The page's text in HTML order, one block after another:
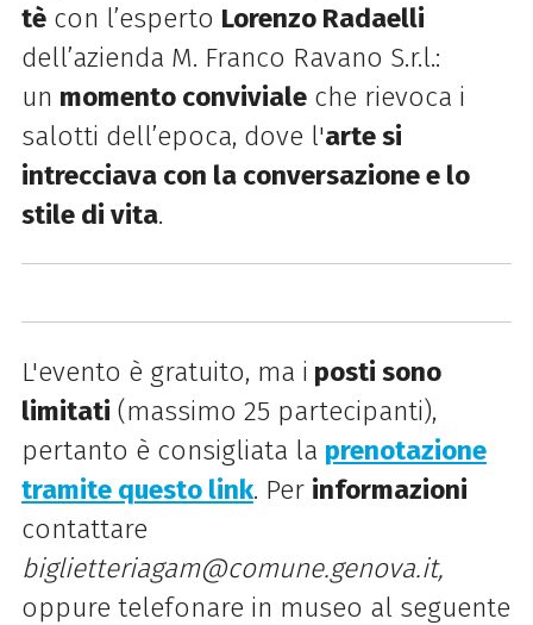
tècon l’esperto Lorenzo Radaelli
dell’azienda M. Franco Ravano S.r.l.:
un momento convivialeche rievoca i
salotti dell’epoca, dove l'arte si
intrecciava con la conversazione e lo
stile di vita.
L'evento è gratuito, ma i posti sono
limitati (massimo 25 partecipanti),
pertanto è consigliata la prenotazione
tramite questo link. Per informazioni
contattare
biglietteriagam@comune.genova.it,
oppure telefonare in museo al seguente